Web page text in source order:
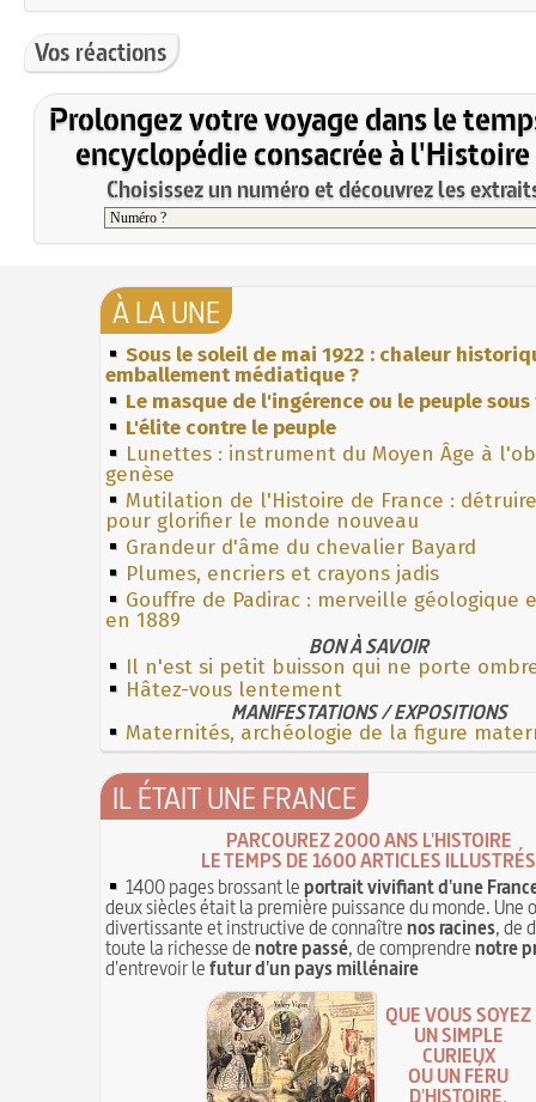
Vos réactions
Prolongez votre voyage dans le
encyclopédie consacrée à l'Histoire
Choisissez un numéro et découvrez les
À LA UNE
Sous le soleil de mai 1922 : chaleur
emballement médiatique ?
Le masque de l'ingérence ou le peuple
L'élite contre le peuple
Lunettes : instrument du Moyen Âge à
genèse
Mutilation de l'Histoire de France :
pour glorifier le monde nouveau
Grandeur d'âme du chevalier Bayard
Plumes, encriers et crayons jadis
Gouffre de Padirac : merveille géologique
en 1889
BON À SAVOIR
Il n'est si petit buisson qui ne porte
Hâtez-vous lentement
MANIFESTATIONS / EXPOSITIONS
Maternités, archéologie de la figure
IL ÉTAIT UNE FRANCE
PARCOUREZ 2000 ANS L'HISTOIRE
LE TEMPS DE 1600 ARTICLES ILLUSTRÉS
1400 pages brossant leportrait vivifiant d'une
deux siècles était la première puissance du monde. Une
divertissante et instructive de connaîtrenos racines, de
toute la richesse denotre passé, de comprendrenotre
d'entrevoir lefutur d'un pays millénaire
QUE VOUS SOYEZ
UN SIMPLE
CURIEUX
OU UN FÉRU
D'HISTOIRE,